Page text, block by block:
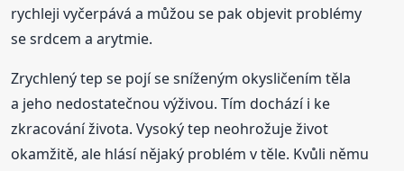
rychleji vyčerpává a můžou se pak objevit problémy
se srdcem a arytmie.
Zrychlený tep se pojí se sníženým okysličením těla
a jeho nedostatečnou výživou. Tím dochází i ke
zkracování života. Vysoký tep neohrožuje život
okamžitě, ale hlásí nějaký problém v těle. Kvůli němu